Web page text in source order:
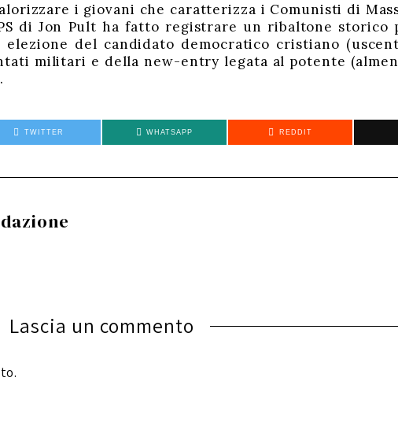
i giovani che caratterizza i Comunisti di
di Jon Pult ha fatto registrare un ribaltone
elezione del candidato democratico cristiano
militari e della new-entry legata al potente
TWITTER WHATSAPP REDDIT
Lascia un commento